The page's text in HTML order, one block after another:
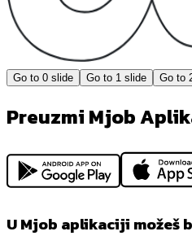
Go to 0 slide Go to 1 slide Go to
Preuzmi Mjob
U Mjob aplikaciji možeš